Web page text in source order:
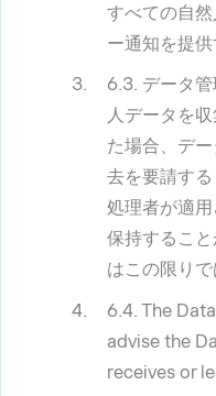
すべての自
ー通知を提供
6.3. データ
人データを
た場合、デ
去を要請す
処理者が適
保持するこ
はこの限りで
6.4. The
advise the
receives or